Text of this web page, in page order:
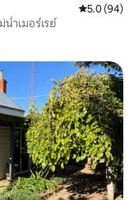
คะแนนเฉลี่ย
5.0 (94)
ำเมอร์เรย์